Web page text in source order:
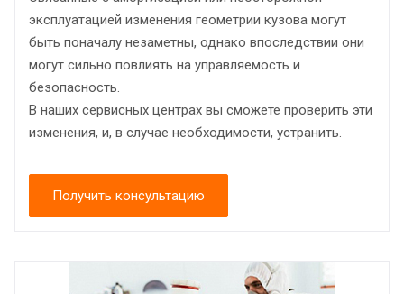
эксплуатацией изменения геометрии кузова могут
быть поначалу незаметны, однако впоследствии они
могут сильно повлиять на управляемость и
безопасность.
В наших сервисных центрах вы сможете проверить эти
изменения, и, в случае необходимости, устранить.
Получить консультацию